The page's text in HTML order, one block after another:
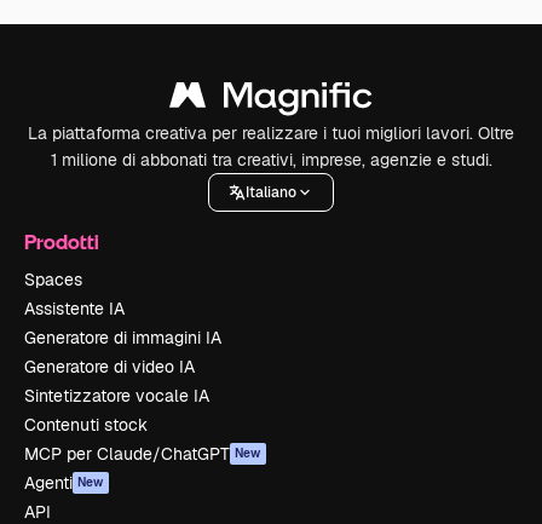
La piattaforma creativa per realizzare i tuoi migliori lavori. Oltre
1 milione di abbonati tra creativi, imprese, agenzie e studi.
Italiano
Prodotti
Spaces
Assistente IA
Generatore di immagini IA
Generatore di video IA
Sintetizzatore vocale IA
Contenuti stock
MCP per Claude/ChatGPT New
Agenti New
API